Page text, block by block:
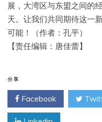
展，大湾区与东盟之间的
天。让我们共同期待这一
可能！（作者：孔平）
【责任编辑：唐佳蕾】
分享
Facebook